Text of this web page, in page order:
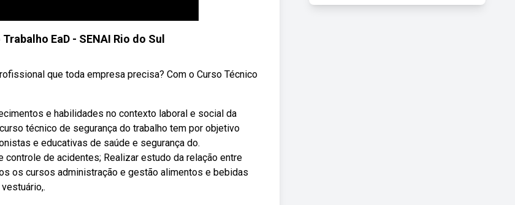
EaD - SENAI Rio do Sul
que toda empresa precisa? Com o Curso Técnico
e habilidades no contexto laboral e social da
técnico de segurança do trabalho tem por objetivo
e educativas de saúde e segurança do.
de acidentes; Realizar estudo da relação entre
os cursos administração e gestão alimentos e bebidas